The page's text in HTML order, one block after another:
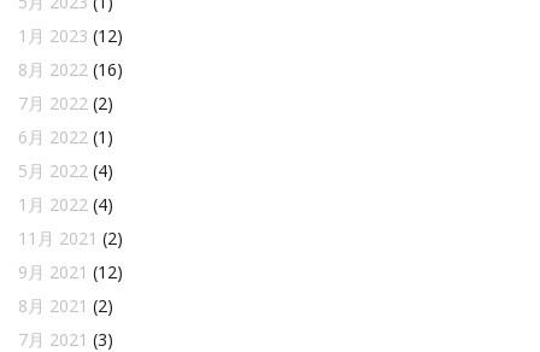
1月 2023 (12)
8月 2022 (16)
7月 2022 (2)
6月 2022 (1)
5月 2022 (4)
1月 2022 (4)
11月 2021 (2)
9月 2021 (12)
8月 2021 (2)
7月 2021 (3)